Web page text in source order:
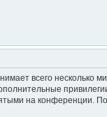
всего несколько
на конференции.